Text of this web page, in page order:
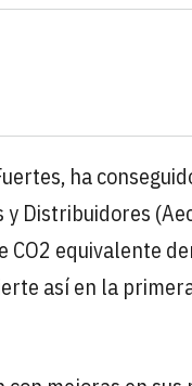
ha
Distribuidores
equivalente
así en la